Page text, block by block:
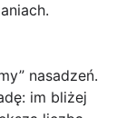
nasadzeń.
im bliżej